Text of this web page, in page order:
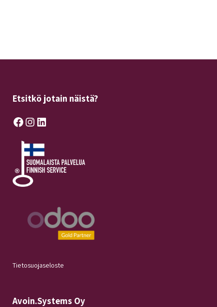
Etsitkö jotain näistä?
Facebook Instagram LinkedIn
Tietosuojaseloste
Avoin.Systems Oy